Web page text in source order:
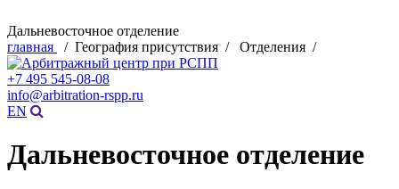
Дальневосточное отделение
главная
/ География присутствия / Отделения /
+7 495 545-08-08
info@arbitration-rspp.ru
EN
Дальневосточное отделение